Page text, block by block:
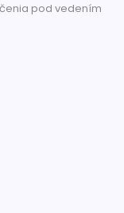
pod vedením